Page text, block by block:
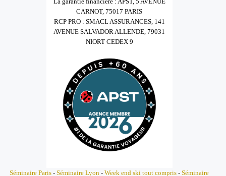
CARNOT, 75017 PARIS
RCP PRO : SMACL ASSURANCES, 141
AVENUE SALVADOR ALLENDE, 79031
NIORT CEDEX 9
Séminaire Paris - Séminaire Lyon - Week end ski tout compris - Séminaire